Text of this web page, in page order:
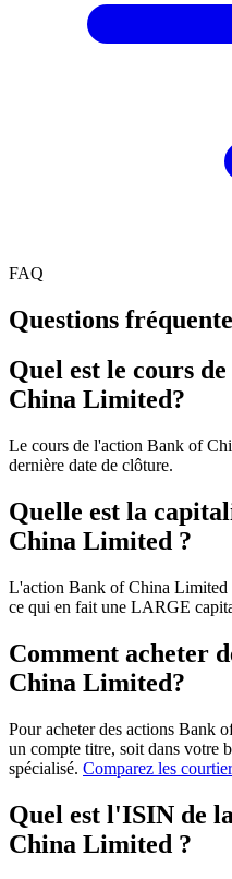
FAQ
Questions
Quel est le cours
China Limited?
Le cours de l'action Bank of
dernière date de clôture.
Quelle est la
China Limited ?
L'action Bank of China Limited
ce qui en fait une LARGE
Comment acheter
China Limited?
Pour acheter des actions Bank
un compte titre, soit dans votre
spécialisé. Comparez les
Quel est l'ISIN de
China Limited ?